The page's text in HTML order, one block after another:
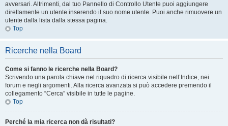
avversari. Altrimenti, dal tuo Pannello di Controllo Utente puoi aggiungere
direttamente un utente inserendo il suo nome utente. Puoi anche rimuovere un
utente dalla lista dalla stessa pagina.
Top
Ricerche nella Board
Come si fanno le ricerche nella Board?
Scrivendo una parola chiave nel riquadro di ricerca visibile nell’Indice, nei
forum e negli argomenti. Alla ricerca avanzata si può accedere premendo il
collegamento “Cerca” visibile in tutte le pagine.
Top
Perché la mia ricerca non dà risultati?